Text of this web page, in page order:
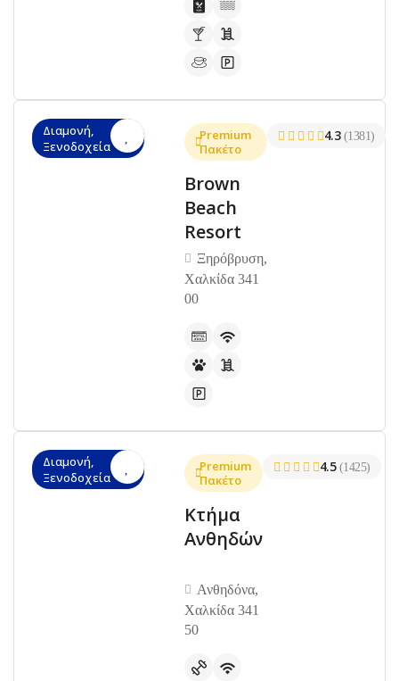
Διαμονή,
Ξενοδοχεία
Premium
Πακέτο
Brown
Beach
Resort
Ξηρόβρυση,
Χαλκίδα 341
00
4.3 (1381)
Διαμονή,
Ξενοδοχεία
Premium
Πακέτο
Κτήμα
Ανθηδών
Ανθηδόνα,
Χαλκίδα 341
50
4.5 (1425)